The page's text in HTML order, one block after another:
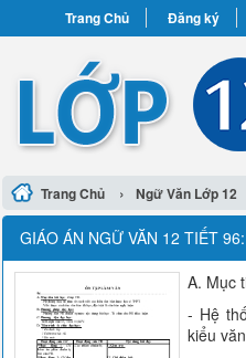
Trang Chủ Đăng ký
Trang Chủ › Ngữ Văn Lớp 12
GIÁO ÁN NGỮ VĂN 12 TIẾT
A. Mục
- Hệ
kiểu